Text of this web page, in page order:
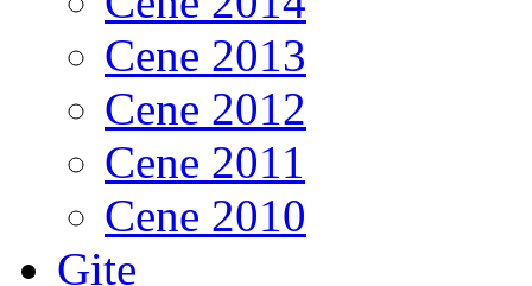
Cene 2013
Cene 2012
Cene 2011
Cene 2010
Gite